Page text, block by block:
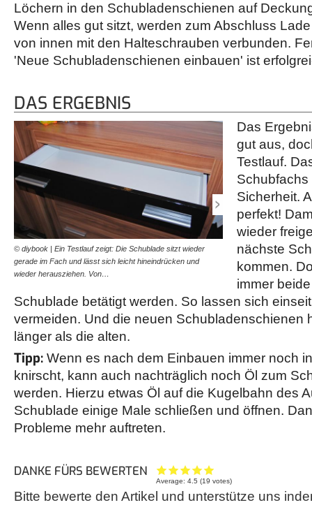
Löchern in den Schubladenschienen auf
Wenn alles gut sitzt, werden zum Abschluss
von innen mit den Halteschrauben verbunden.
'Neue Schubladenschienen einbauen' ist
DAS ERGEBNIS
© diybook | Ein Testlauf zeigt: Die Schublade sitzt wieder
gerade im Fach und lässt sich leicht hineindrücken und
wieder herausziehen. Von…
© diybook | Sollte sich
dass die Schienen
sogar knirschen, kann…
Das
gut aus,
Testlauf.
Schubfachs
Sicherheit.
perfekt!
wieder
nächste
kommen.
immer
Schublade betätigt werden. So lassen sich
vermeiden. Und die neuen Schubladenschienen
länger als die alten.
Tipp: Wenn es nach dem Einbauen immer noch
knirscht, kann auch nachträglich noch Öl zum
werden. Hierzu etwas Öl auf die Kugelbahn des
Schublade einige Male schließen und öffnen.
Probleme mehr auftreten.
DANKE FÜRS BEWERTEN
Average:4.5 (19 votes)
Bitte bewerte den Artikel und unterstütze uns